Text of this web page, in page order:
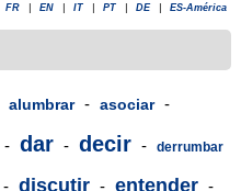
FR EN IT PT DE ES-América
alumbrar - asociar -
- dar - decir - derrumbar
- discutir - entender -